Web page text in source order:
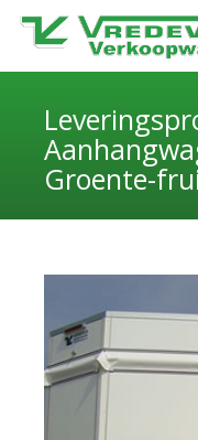
Groente-